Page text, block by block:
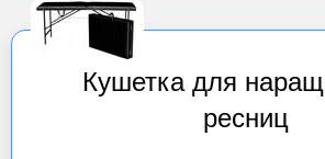
Кушетка для
ресниц